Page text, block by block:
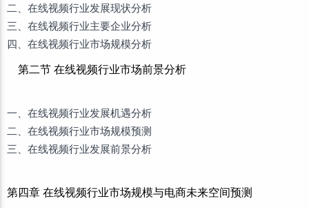
二、在线视频行业发展现状分析
三、在线视频行业主要企业分析
四、在线视频行业市场规模分析
第二节 在线视频行业市场前景分析
一、在线视频行业发展机遇分析
二、在线视频行业市场规模预测
三、在线视频行业发展前景分析
第四章 在线视频行业市场规模与电商未来空间预测